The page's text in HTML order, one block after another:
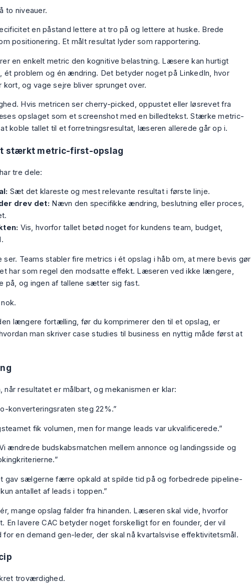
to niveauer.
en påstand lettere at tro på og lettere at huske. Brede
positionering. Et målt resultat lyder som rapportering.
en enkelt metric den kognitive belastning. Læsere kan hurtigt
ét problem og én ændring. Det betyder noget på LinkedIn, hvor
og vage sejre bliver sprunget over.
Hvis metricen ser cherry-picked, oppustet eller løsrevet fra
opslaget som et screenshot med en billedtekst. Stærke metric-
koble tallet til et forretningsresultat, læseren allerede går op i.
stærkt metric-first-opslag
tre dele:
Sæt det klareste og mest relevante resultat i første linje.
drev det: Nævn den specifikke ændring, beslutning eller proces,
Vis, hvorfor tallet betød noget for kundens team, budget,
Teams stabler fire metrics i ét opslag i håb om, at mere bevis gør
har som regel den modsatte effekt. Læseren ved ikke længere,
på, og ingen af tallene sætter sig fast.
længere fortælling, før du komprimerer den til et opslag, er
man skriver case studies til business en nyttig måde først at
når resultatet er målbart, og mekanismen er klar:
konverteringsraten steg 22%.”
fik volumen, men for mange leads var ukvalificerede.”
ændrede budskabsmatchen mellem annonce og landingsside og
gav sælgerne færre opkald at spilde tid på og forbedrede pipeline-
antallet af leads i toppen.”
mange opslag falder fra hinanden. Læseren skal vide, hvorfor
En lavere CAC betyder noget forskelligt for en founder, der vil
en demand gen-leder, der skal nå kvartalsvise effektivitetsmål.
troværdighed.